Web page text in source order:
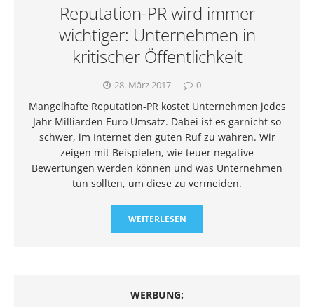
Reputation-PR wird immer
wichtiger: Unternehmen in
kritischer Öffentlichkeit
28. März 2017 0
Mangelhafte Reputation-PR kostet Unternehmen jedes
Jahr Milliarden Euro Umsatz. Dabei ist es garnicht so
schwer, im Internet den guten Ruf zu wahren. Wir
zeigen mit Beispielen, wie teuer negative
Bewertungen werden können und was Unternehmen
tun sollten, um diese zu vermeiden.
WEITERLESEN
WERBUNG: